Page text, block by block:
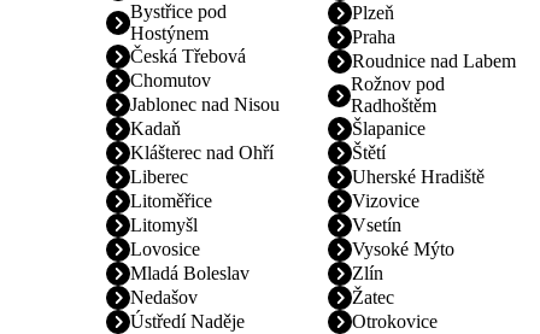
Bystřice pod
Hostýnem
Česká Třebová
Chomutov
Jablonec nad Nisou
Kadaň
Klášterec nad Ohří
Liberec
Litoměřice
Litomyšl
Lovosice
Mladá Boleslav
Nedašov
Plzeň
Praha
Roudnice nad Labem
Rožnov pod
Radhoštěm
Šlapanice
Štětí
Uherské Hradiště
Vizovice
Vsetín
Vysoké Mýto
Zlín
Žatec
Ústředí Naděje
Otrokovice